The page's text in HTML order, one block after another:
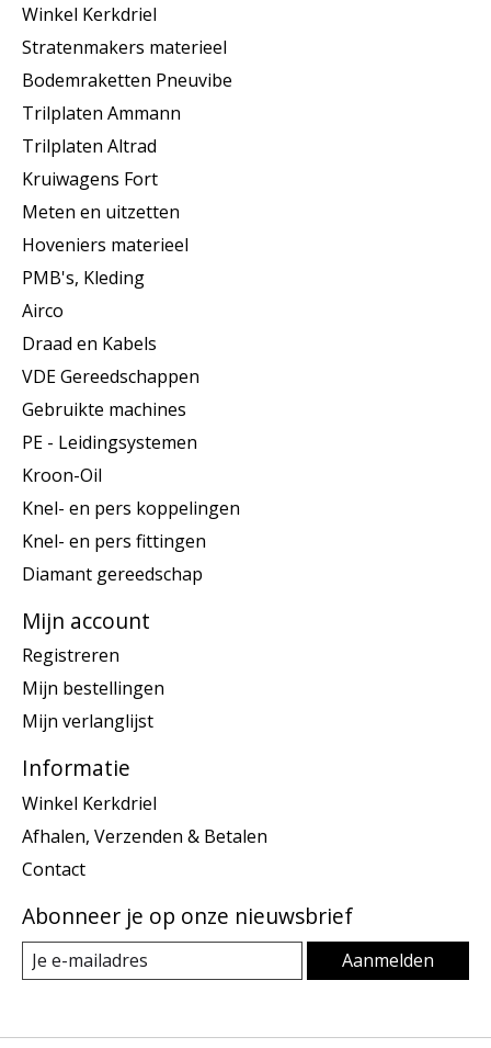
Winkel Kerkdriel
Stratenmakers materieel
Bodemraketten Pneuvibe
Trilplaten Ammann
Trilplaten Altrad
Kruiwagens Fort
Meten en uitzetten
Hoveniers materieel
PMB's, Kleding
Airco
Draad en Kabels
VDE Gereedschappen
Gebruikte machines
PE - Leidingsystemen
Kroon-Oil
Knel- en pers koppelingen
Knel- en pers fittingen
Diamant gereedschap
Mijn account
Registreren
Mijn bestellingen
Mijn verlanglijst
Informatie
Winkel Kerkdriel
Afhalen, Verzenden & Betalen
Contact
Abonneer je op onze nieuwsbrief
Aanmelden